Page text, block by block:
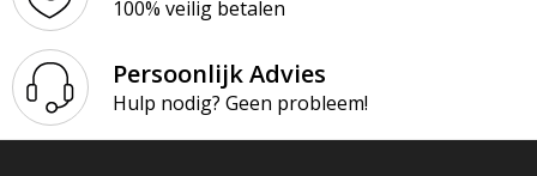
100% veilig betalen
Persoonlijk Advies
Hulp nodig? Geen probleem!